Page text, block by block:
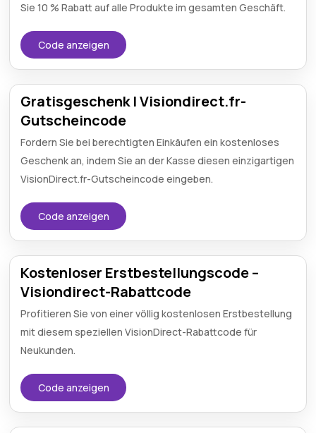
Sie 10 % Rabatt auf alle Produkte im gesamten Geschäft.
Code anzeigen
Gratisgeschenk | Visiondirect.fr-
Gutscheincode
Fordern Sie bei berechtigten Einkäufen ein kostenloses
Geschenk an, indem Sie an der Kasse diesen einzigartigen
VisionDirect.fr-Gutscheincode eingeben.
Code anzeigen
Kostenloser Erstbestellungscode –
Visiondirect-Rabattcode
Profitieren Sie von einer völlig kostenlosen Erstbestellung
mit diesem speziellen VisionDirect-Rabattcode für
Neukunden.
Code anzeigen